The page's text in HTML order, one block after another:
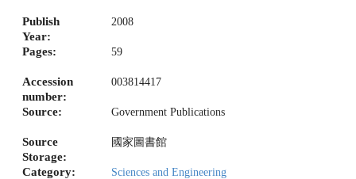
Publish
Year:
2008
Pages: 59
Accession
number:
003814417
Source: Government Publications
Source
Storage:
國家圖書館
Category: Sciences and Engineering